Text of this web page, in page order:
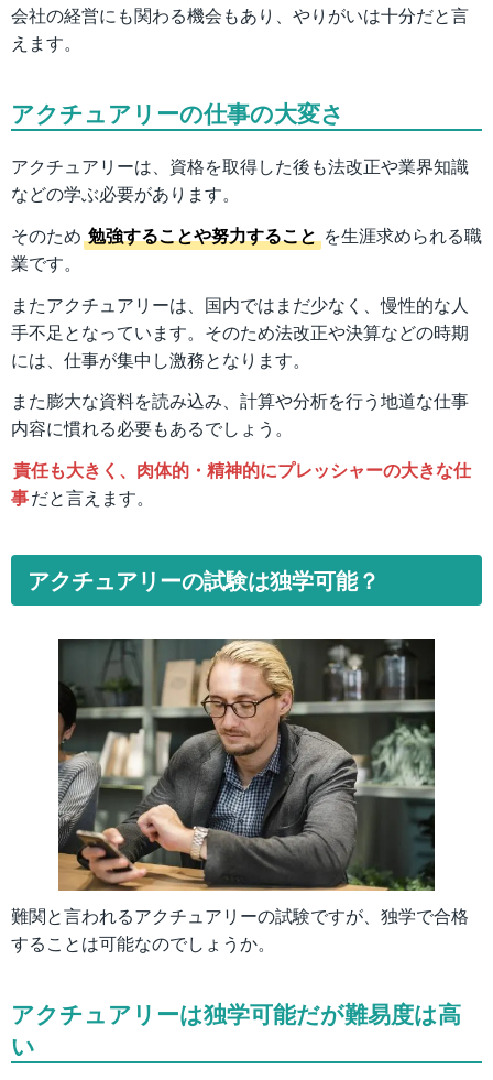
会社の経営にも関わる機会もあり、やりがいは十分だと言
えます。
アクチュアリーの仕事の大変さ
アクチュアリーは、資格を取得した後も法改正や業界知識
などの学ぶ必要があります。
そのため 勉強することや努力すること を生涯求められる職
業です。
またアクチュアリーは、国内ではまだ少なく、慢性的な人
手不足となっています。そのため法改正や決算などの時期
には、仕事が集中し激務となります。
また膨大な資料を読み込み、計算や分析を行う地道な仕事
内容に慣れる必要もあるでしょう。
責任も大きく、肉体的・精神的にプレッシャーの大きな仕
事だと言えます。
アクチュアリーの試験は独学可能？
難関と言われるアクチュアリーの試験ですが、独学で合格
することは可能なのでしょうか。
アクチュアリーは独学可能だが難易度は高
い